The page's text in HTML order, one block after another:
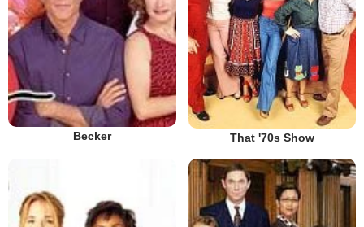
Becker That '70s Show